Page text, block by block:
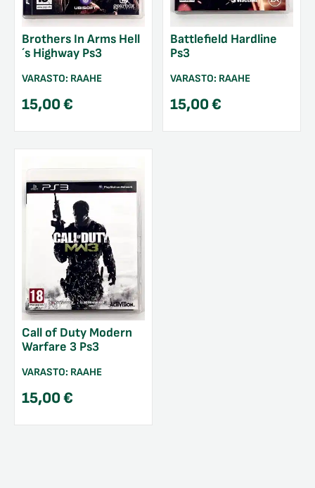
Brothers In Arms Hell
´s Highway Ps3
VARASTO: RAAHE
15,00€
Battlefield Hardline
Ps3
VARASTO: RAAHE
15,00€
Call of Duty Modern
Warfare 3 Ps3
VARASTO: RAAHE
15,00€